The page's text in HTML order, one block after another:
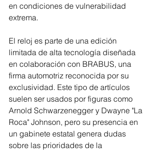
en condiciones de vulnerabilidad
extrema.
El reloj es parte de una edición
limitada de alta tecnología diseñada
en colaboración con BRABUS, una
firma automotriz reconocida por su
exclusividad. Este tipo de artículos
suelen ser usados por figuras como
Arnold Schwarzenegger y Dwayne "La
Roca" Johnson, pero su presencia en
un gabinete estatal genera dudas
sobre las prioridades de la